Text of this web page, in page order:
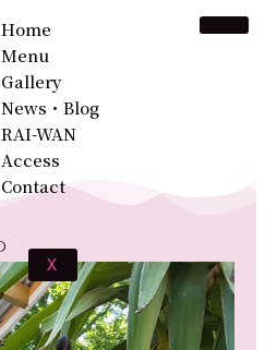
Home
Menu
Gallery
News・Blog
RAI-WAN
Access
Contact
X